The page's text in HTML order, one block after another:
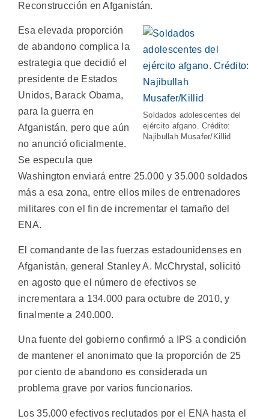
Reconstrucción en Afganistán.
Soldados adolescentes del
ejército afgano. Crédito:
Najibullah Musafer/Killid
Esa elevada proporción
de abandono complica la
estrategia que decidió el
presidente de Estados
Unidos, Barack Obama,
para la guerra en
Afganistán, pero que aún
no anunció oficialmente.
Se especula que
Washington enviará entre 25.000 y 35.000 soldados
más a esa zona, entre ellos miles de entrenadores
militares con el fin de incrementar el tamaño del
ENA.
El comandante de las fuerzas estadounidenses en
Afganistán, general Stanley A. McChrystal, solicitó
en agosto que el número de efectivos se
incrementara a 134.000 para octubre de 2010, y
finalmente a 240.000.
Una fuente del gobierno confirmó a IPS a condición
de mantener el anonimato que la proporción de 25
por ciento de abandono es considerada un
problema grave por varios funcionarios.
Los 35.000 efectivos reclutados por el ENA hasta el